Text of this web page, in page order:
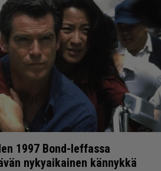
1997 Bond-leffassa
nykyaikainen kännykkä